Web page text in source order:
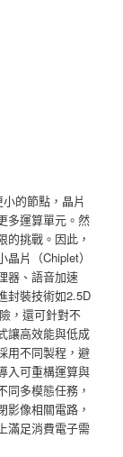
的節點，晶片
多運算單元。然
的挑戰。因此，
片（Chiplet）
器、語音加速
封裝技術如2.5D
，還可針對不
讓高效能與低成
用不同製程，避
入可重構運算與
同多模態任務，
影像相關電路，
滿足消費電子需